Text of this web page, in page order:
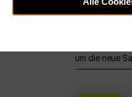
12:00
um die neue